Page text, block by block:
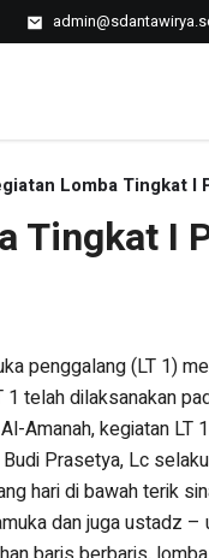
Lomba Tingkat I
Tingkat I
penggalang (LT 1)
1 telah dilaksanakan
Amanah, kegiatan
Prasetya, Lc
hari di bawah terik
dan juga ustadz